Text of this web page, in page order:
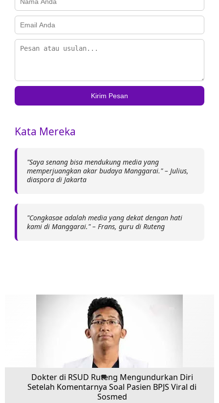
Kirim Pesan
Kata Mereka
"Saya senang bisa mendukung media yang
memperjuangkan akar budaya Manggarai." – Julius,
diaspora di Jakarta
"Congkasae adalah media yang dekat dengan hati
kami di Manggarai." – Frans, guru di Ruteng
Dokter di RSUD Ruteng Mengundurkan Diri
Setelah Komentarnya Soal Pasien BPJS Viral di
Sosmed